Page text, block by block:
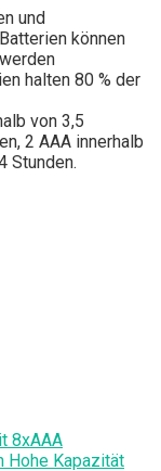
und
können
halten 80 % der
von 3,5
2 AAA innerhalb
Stunden.
8xAAA
Hohe Kapazität